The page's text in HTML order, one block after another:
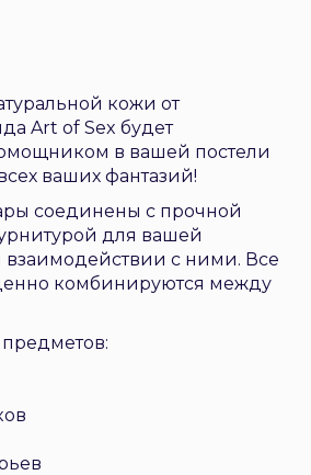
кожи от
Art of Sex будет
в вашей постели
ваших фантазий!
соединены с прочной
для вашей
взаимодействии с ними. Все
комбинируются между
предметов: